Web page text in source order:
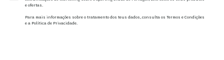
e ofertas.
Para mais informações sobre o tratamento dos teus dados, consulta os Termos e Condições
e a Política de Privacidade.